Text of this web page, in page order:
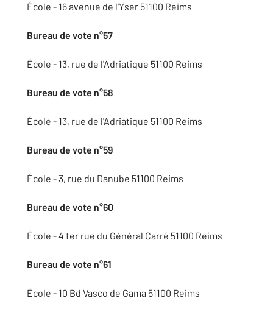
École - 16 avenue de l'Yser 51100 Reims
Bureau de vote n°57
École - 13, rue de l'Adriatique 51100 Reims
Bureau de vote n°58
École - 13, rue de l'Adriatique 51100 Reims
Bureau de vote n°59
École - 3, rue du Danube 51100 Reims
Bureau de vote n°60
École - 4 ter rue du Général Carré 51100 Reims
Bureau de vote n°61
École - 10 Bd Vasco de Gama 51100 Reims